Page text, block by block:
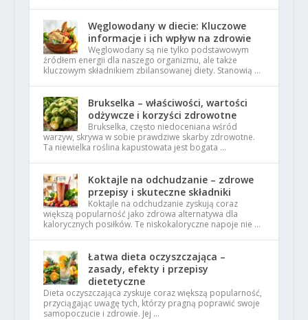
Węglowodany w diecie: Kluczowe
informacje i ich wpływ na zdrowie
Węglowodany są nie tylko podstawowym
źródłem energii dla naszego organizmu, ale także
kluczowym składnikiem zbilansowanej diety. Stanowią …
Brukselka – właściwości, wartości
odżywcze i korzyści zdrowotne
Brukselka, często niedoceniana wśród
warzyw, skrywa w sobie prawdziwe skarby zdrowotne.
Ta niewielka roślina kapustowata jest bogata …
Koktajle na odchudzanie – zdrowe
przepisy i skuteczne składniki
Koktajle na odchudzanie zyskują coraz
większą popularność jako zdrowa alternatywa dla
kalorycznych posiłków. Te niskokaloryczne napoje nie …
Łatwa dieta oczyszczająca –
zasady, efekty i przepisy
dietetyczne
Dieta oczyszczająca zyskuje coraz większą popularność,
przyciągając uwagę tych, którzy pragną poprawić swoje
samopoczucie i zdrowie. Jej …